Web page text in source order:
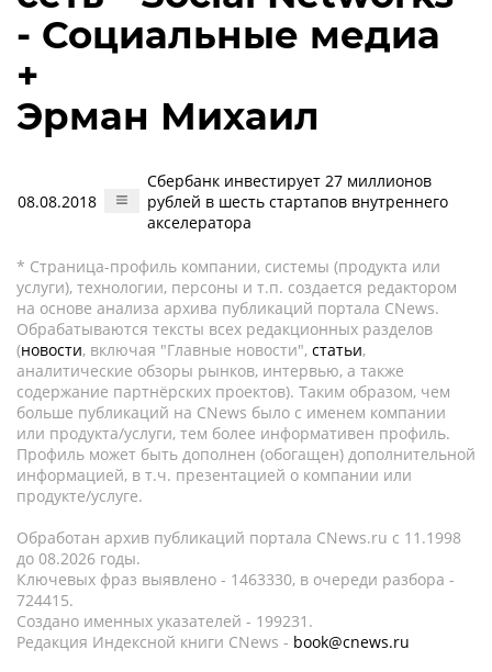
- Социальные медиа
+
Эрман Михаил
08.08.2018
Сбербанк инвестирует 27 миллионов
рублей в шесть стартапов внутреннего
акселератора
* Страница-профиль компании, системы (продукта или
услуги), технологии, персоны и т.п. создается редактором
на основе анализа архива публикаций портала CNews.
Обрабатываются тексты всех редакционных разделов
(новости, включая "Главные новости", статьи,
аналитические обзоры рынков, интервью, а также
содержание партнёрских проектов). Таким образом, чем
больше публикаций на CNews было с именем компании
или продукта/услуги, тем более информативен профиль.
Профиль может быть дополнен (обогащен) дополнительной
информацией, в т.ч. презентацией о компании или
продукте/услуге.
Обработан архив публикаций портала CNews.ru c 11.1998
до 08.2026 годы.
Ключевых фраз выявлено - 1463330, в очереди разбора -
724415.
Создано именных указателей - 199231.
Редакция Индексной книги CNews - book@cnews.ru